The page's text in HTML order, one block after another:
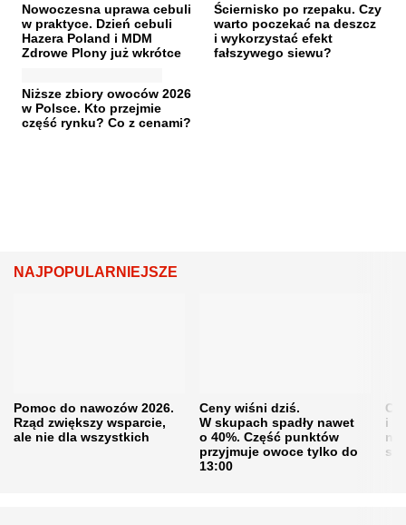
Nowoczesna uprawa cebuli
w praktyce. Dzień cebuli
Hazera Poland i MDM
Zdrowe Plony już wkrótce
Ściernisko po rzepaku. Czy
warto poczekać na deszcz
i wykorzystać efekt
fałszywego siewu?
Niższe zbiory owoców 2026
w Polsce. Kto przejmie
część rynku? Co z cenami?
NAJPOPULARNIEJSZE
Pomoc do nawozów 2026.
Rząd zwiększy wsparcie,
ale nie dla wszystkich
Ceny wiśni dziś.
W skupach spadły nawet
o 40%. Część punktów
przyjmuje owoce tylko do
13:00
i